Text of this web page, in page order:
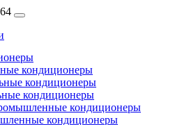
кондиционеры
кондиционеры
кондиционеры
кондиционеры
кондиционеры